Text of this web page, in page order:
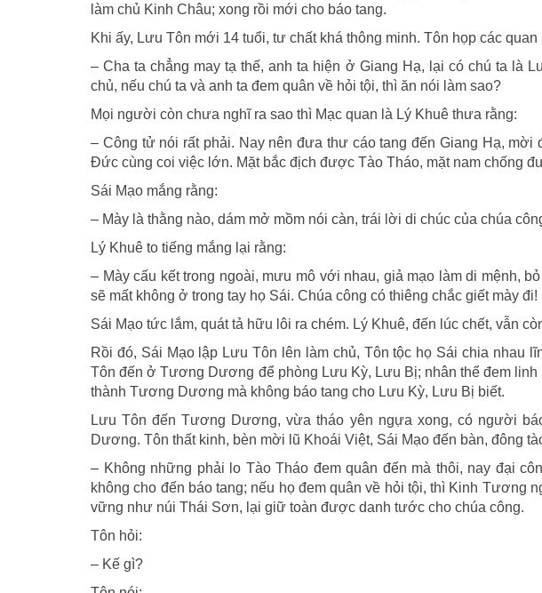
làm chủ Kinh Châu; xong rồi mới cho báo tang.
Khi ấy, Lưu Tôn mới 14 tuổi, tư chất khá thông minh. Tôn họp các quan
– Cha ta chẳng may tạ thế, anh ta hiện ở Giang Hạ, lại có chú ta là
chủ, nếu chú ta và anh ta đem quân về hỏi tội, thì ăn nói làm sao?
Mọi người còn chưa nghĩ ra sao thì Mạc quan là Lý Khuê thưa rằng:
– Công tử nói rất phải. Nay nên đưa thư cáo tang đến Giang Hạ,
Đức cùng coi việc lớn. Mặt bắc địch được Tào Tháo, mặt nam chống
Sái Mạo mắng rằng:
– Mày là thằng nào, dám mở mồm nói càn, trái lời di chúc của chúa
Lý Khuê to tiếng mắng lại rằng:
– Mày cấu kết trong ngoài, mưu mô với nhau, giả mạo làm di mệnh,
sẽ mất không ở trong tay họ Sái. Chúa công có thiêng chắc giết mày đi!
Sái Mạo tức lắm, quát tả hữu lôi ra chém. Lý Khuê, đến lúc chết, vẫn
Rồi đó, Sái Mạo lập Lưu Tôn lên làm chủ, Tôn tộc họ Sái chia nhau
Tôn đến ở Tương Dương để phòng Lưu Kỳ, Lưu Bị; nhân thể đem
thành Tương Dương mà không báo tang cho Lưu Kỳ, Lưu Bị biết.
Lưu Tôn đến Tương Dương, vừa tháo yên ngựa xong, có người
Dương. Tôn thất kinh, bèn mời lũ Khoái Việt, Sái Mạo đến bàn, đông
– Không những phải lo Tào Tháo đem quân đến mà thôi, nay đại
không cho đến báo tang; nếu họ đem quân về hỏi tội, thì Kinh Tương
vững như núi Thái Sơn, lại giữ toàn được danh tước cho chúa công.
Tôn hỏi:
– Kế gì?